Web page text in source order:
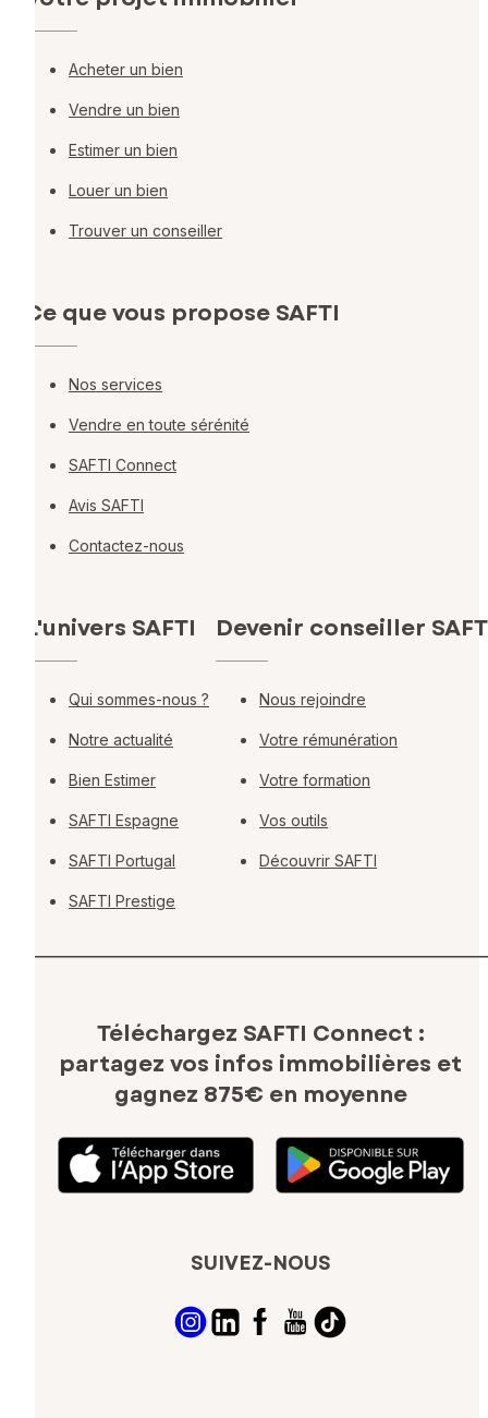
Acheter un bien
Vendre un bien
Estimer un bien
Louer un bien
Trouver un conseiller
Ce que vous propose SAFTI
Nos services
Vendre en toute sérénité
SAFTI Connect
Avis SAFTI
Contactez-nous
L'univers SAFTI
Qui sommes-nous ?
Notre actualité
Bien Estimer
SAFTI Espagne
SAFTI Portugal
SAFTI Prestige
Devenir conseiller
Nous rejoindre
Votre rémunération
Votre formation
Vos outils
Découvrir SAFTI
Téléchargez SAFTI Connect :
partagez vos infos immobilières et
gagnez 875€ en moyenne
SUIVEZ-NOUS